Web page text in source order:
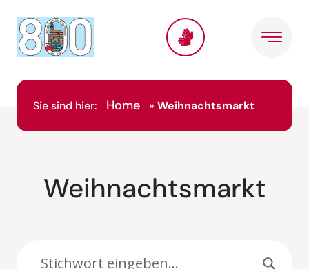
springen
Sie sind hier: Home » Weihnachtsmarkt
Weihnachtsmarkt